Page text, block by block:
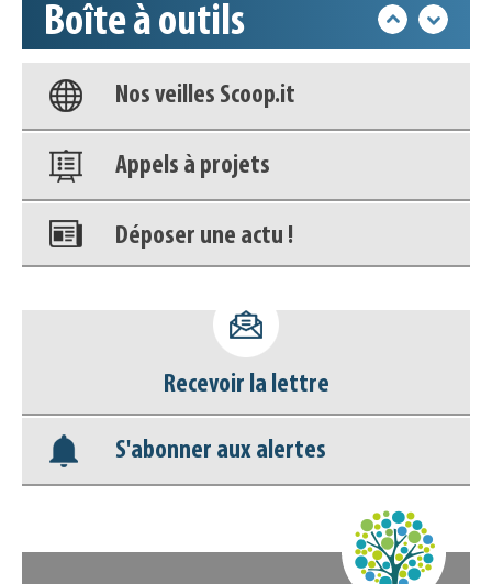
Boîte à outils
Base documentaire
Nos veilles Scoop.it
Appels à projets
Déposer une actu !
déconnecter)
Base documentaire
Nos veilles Scoop.it
Recevoir la lettre
S'abonner aux alertes